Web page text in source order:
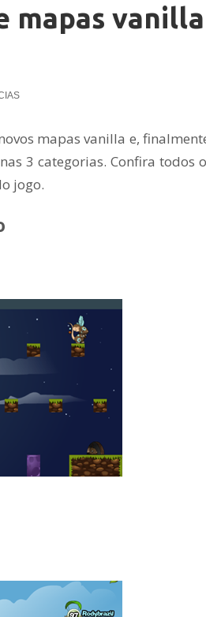
mapas vanilla
mapas vanilla e,
3 categorias. Confira todos
jogo.